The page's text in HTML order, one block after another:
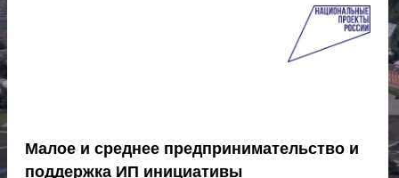
Малое и среднее предпринимательство и
поддержка ИП инициативы